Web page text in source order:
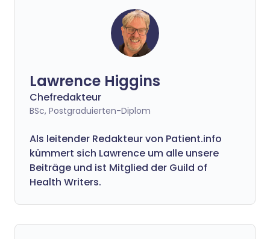
Lawrence Higgins
Chefredakteur
BSc, Postgraduierten-Diplom
Als leitender Redakteur von Patient.info
kümmert sich Lawrence um alle unsere
Beiträge und ist Mitglied der Guild of
Health Writers.